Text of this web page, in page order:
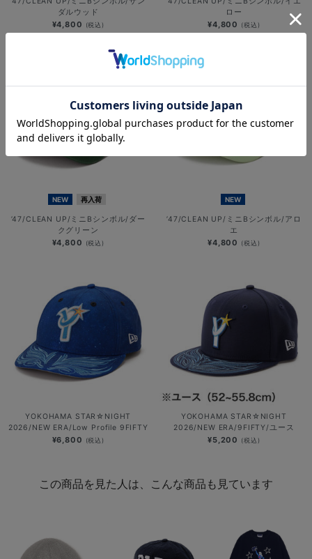
ダルウッド
¥4,800 (税込)
ロー
¥4,800 (税込)
NEW 再入荷
’47/CLEAN UP/ミニBシンボル/ダー
クグリーン
¥4,800 (税込)
NEW
’47/CLEAN UP/ミニBシンボル/アロ
エ
¥4,800 (税込)
YOKOHAMA STAR☆NIGHT
2026/NEW ERA/Low Profile 9FIFTY
¥6,800 (税込)
YOKOHAMA STAR☆NIGHT
2026/NEW ERA/9FIFTY/ユース
¥5,200 (税込)
この商品を見た人は、こんな商品も見ています